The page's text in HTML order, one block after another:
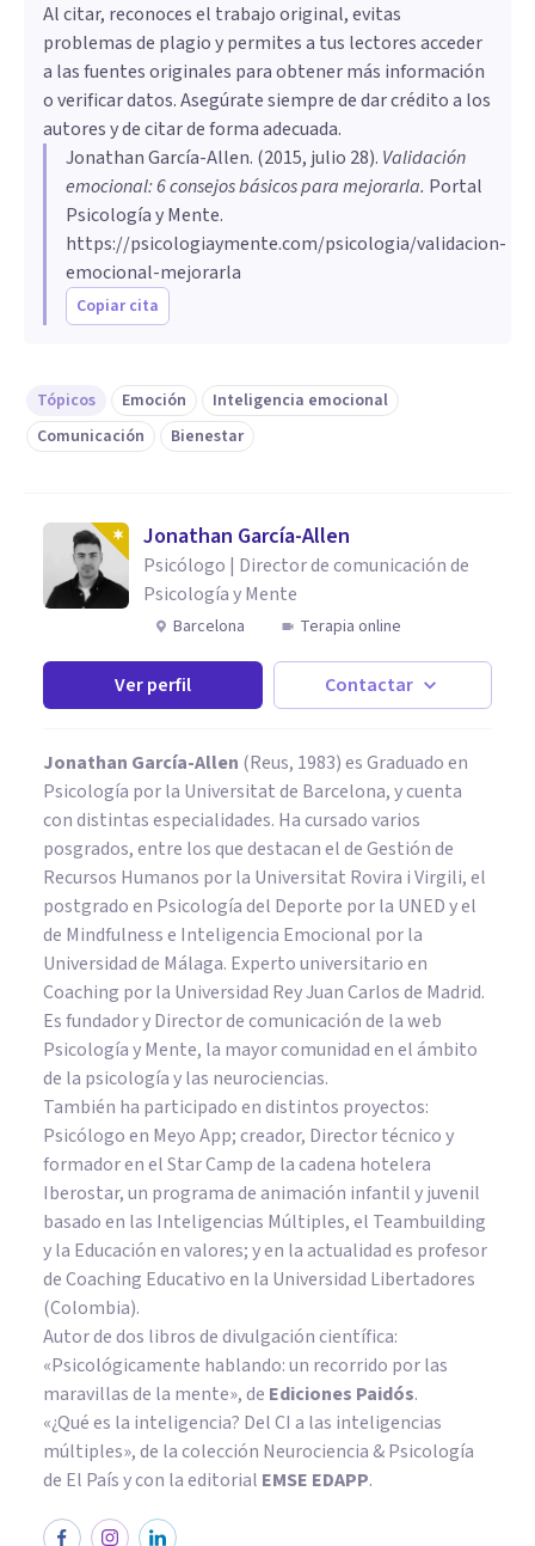
Al citar, reconoces el trabajo original, evitas
problemas de plagio y permites a tus lectores acceder
a las fuentes originales para obtener más información
o verificar datos. Asegúrate siempre de dar crédito a los
autores y de citar de forma adecuada.
Jonathan García-Allen. (2015, julio 28). ​Validación
emocional: 6 consejos básicos para mejorarla. Portal
Psicología y Mente.
https://psicologiaymente.com/psicologia/validacion-
emocional-mejorarla
Copiar cita
Tópicos Emoción
Inteligencia emocional
Comunicación
Bienestar
Jonathan García-Allen
Psicólogo | Director de comunicación de
Psicología y Mente
Barcelona Terapia online
Ver perfil Contactar
Jonathan García-Allen (Reus, 1983) es Graduado en
Psicología por la Universitat de Barcelona, y cuenta
con distintas especialidades. Ha cursado varios
posgrados, entre los que destacan el de Gestión de
Recursos Humanos por la Universitat Rovira i Virgili, el
postgrado en Psicología del Deporte por la UNED y el
de Mindfulness e Inteligencia Emocional por la
Universidad de Málaga. Experto universitario en
Coaching por la Universidad Rey Juan Carlos de Madrid.
Es fundador y Director de comunicación de la web
Psicología y Mente, la mayor comunidad en el ámbito
de la psicología y las neurociencias.
También ha participado en distintos proyectos:
Psicólogo en Meyo App; creador, Director técnico y
formador en el Star Camp de la cadena hotelera
Iberostar, un programa de animación infantil y juvenil
basado en las Inteligencias Múltiples, el Teambuilding
y la Educación en valores; y en la actualidad es profesor
de Coaching Educativo en la Universidad Libertadores
(Colombia).
Autor de dos libros de divulgación científica:
«Psicológicamente hablando: un recorrido por las
maravillas de la mente», de Ediciones Paidós.
«¿Qué es la inteligencia? Del CI a las inteligencias
múltiples», de la colección Neurociencia & Psicología
de El País y con la editorial EMSE EDAPP.